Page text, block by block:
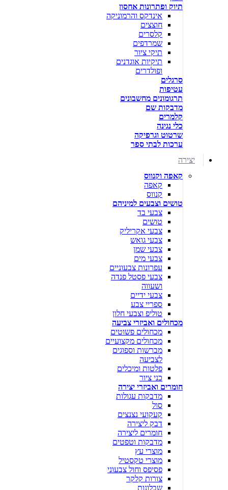
תיוק ופתרונות אחסון
אינדקס והרמוניקה
חוצצים
קלסרים
שמרדפים
תיקי ציור
תיקיות אוגדנים
ופולדרים
סרגלים
עטיפות
תרגומונים מחשבונים
מדבקות שם
קלמרים
כלי נגינה
שרטוט וגרפיקה
ערכות לבתי ספר
יצירה
קאפה וקנווס
קאפה
קנווס
טושים וצבעים למיניהם
צבעי בד
טושים
צבעי אקריליק
צבעי גואש
צבעי שמן
צבעי מים
עפרונות צבעוניים
צבעי פסטל פנדה
ושעווה
צבעי ידיים
ספריי צבע
טוליפ וצבעי חלון
מכחולים ואביזרי צביעה
מכחולים פשוטים
מכחולים מקצועיים
מברשות וספוגים
לצביעה
פלטות ומיכלים
כני ציור
חומרים ואביזרי יצירה
מדבקות עגולות
סול
קעקועי נצנצים
דבק ליצירה
חומרים ליצירה
מדבקות וטפטים
מוצרי עץ
מוצרי טקסטיל
פסיפס וחול צבעוני
צורות קלקר
שבלונות